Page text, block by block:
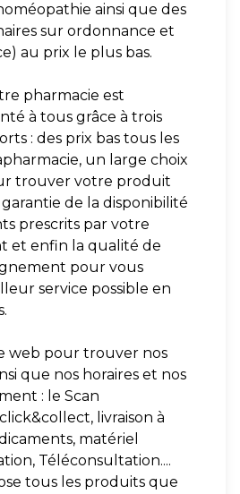
ainsi que des
sur ordonnance et
au prix le plus bas.
pharmacie est
à tous grâce à trois
: des prix bas tous les
un large choix
trouver votre produit
de la disponibilité
prescrits par votre
et enfin la qualité de
pour vous
service possible en
web pour trouver nos
que nos horaires et nos
: le Scan
livraison à
matériel
Téléconsultation....
tous les produits que